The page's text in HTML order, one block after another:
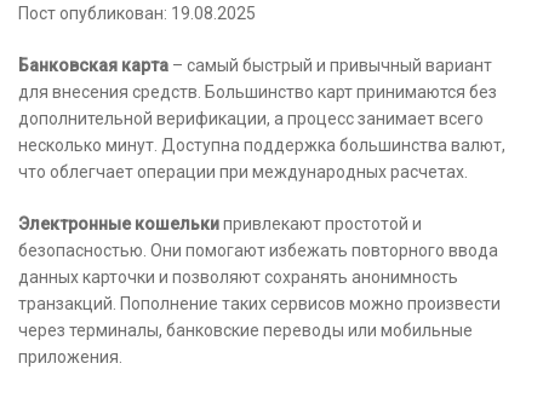
Пост опубликован: 19.08.2025
Банковская карта – самый быстрый и привычный вариант
для внесения средств. Большинство карт принимаются без
дополнительной верификации, а процесс занимает всего
несколько минут. Доступна поддержка большинства валют,
что облегчает операции при международных расчетах.
Электронные кошелькипривлекают простотой и
безопасностью. Они помогают избежать повторного ввода
данных карточки и позволяют сохранять анонимность
транзакций. Пополнение таких сервисов можно произвести
через терминалы, банковские переводы или мобильные
приложения.